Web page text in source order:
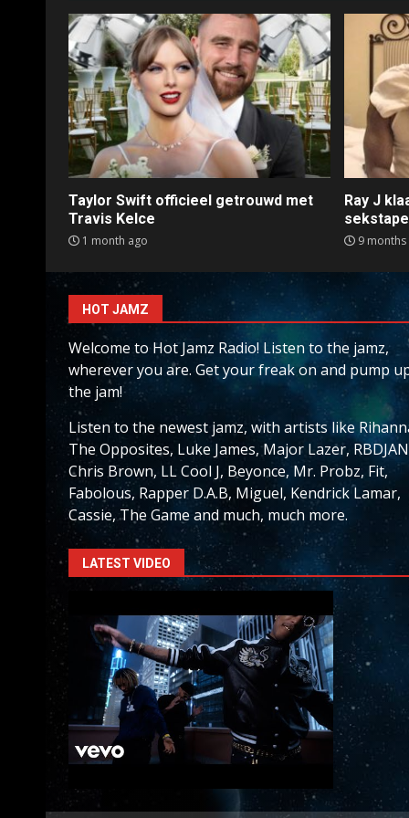
Taylor Swift officieel getrouwd met
Travis Kelce
1 month ago
Ray J
sekstape
9 months
HOT JAMZ
Welcome to Hot Jamz Radio! Listen to the jamz,
wherever you are. Get your freak on and pump
the jam!
Listen to the newest jamz, with artists like
The Opposites, Luke James, Major Lazer,
Chris Brown, LL Cool J, Beyonce, Mr. Probz, Fit,
Fabolous, Rapper D.A.B, Miguel, Kendrick Lamar,
Cassie, The Game and much, much more.
LATEST VIDEO